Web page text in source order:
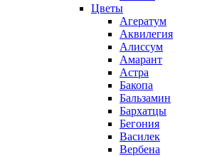
Цветы
Агератум
Аквилегия
Алиссум
Амарант
Астра
Бакопа
Бальзамин
Бархатцы
Бегония
Василек
Вербена